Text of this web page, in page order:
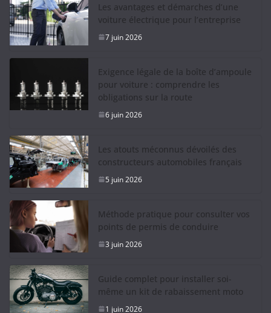
Les avantages et démarches d’une
voiture électrique pour l’entreprise
7 juin 2026
Exigence légale de la boîte d’ampoule
pour voiture : comprendre les
obligations sur la route
6 juin 2026
Les atouts méconnus dévoilés des
constructeurs automobiles français
5 juin 2026
Méthode pratique pour consulter vos
points de permis de conduire
3 juin 2026
Guide complet pour installer soi-
même un kit de rabaissement moto
1 juin 2026